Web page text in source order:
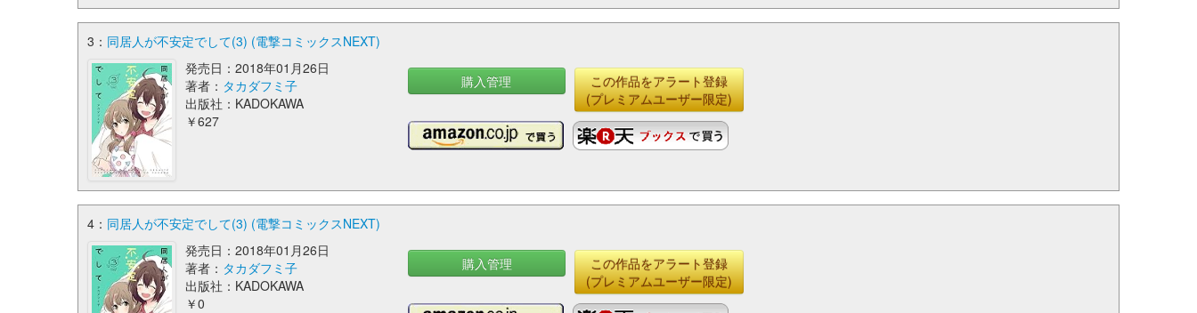
3： 同居人が不安定でして(3) (電撃コミックスNEXT)
発売日：2018年01月26日
著者： タカダフミ子
出版社：KADOKAWA
￥627
購入管理
この作品をアラート登録
(プレミアムユーザー限定)
4： 同居人が不安定でして(3) (電撃コミックスNEXT)
発売日：2018年01月26日
著者： タカダフミ子
出版社：KADOKAWA
￥0
購入管理
この作品をアラート登録
(プレミアムユーザー限定)